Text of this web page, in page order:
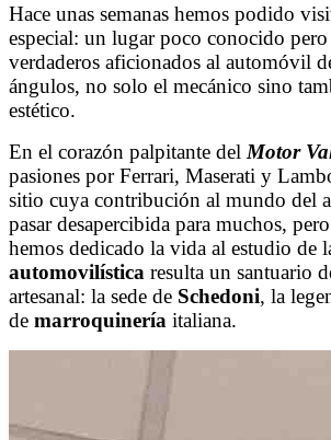
Hace unas semanas hemos podido
especial: un lugar poco conocido pero
verdaderos aficionados al automóvil
ángulos, no solo el mecánico sino
estético.
En el corazón palpitante del Motor
pasiones por Ferrari, Maserati y
sitio cuya contribución al mundo del
pasar desapercibida para muchos,
hemos dedicado la vida al estudio de
automovilística resulta un santuario
artesanal: la sede de Schedoni, la
de marroquinería italiana.